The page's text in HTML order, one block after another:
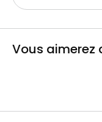
Vous aimerez